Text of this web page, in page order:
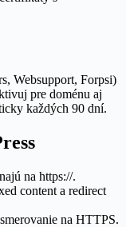
Websupport, Forpsi)
pre doménu aj
každých 90 dní.
na https://.
content a redirect
na HTTPS.